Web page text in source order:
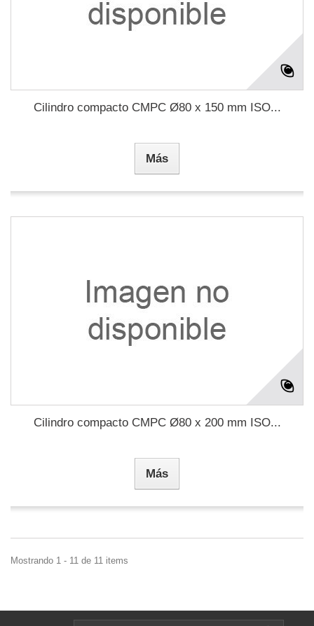
Cilindro compacto CMPC Ø80 x 150 mm ISO...
Más
Cilindro compacto CMPC Ø80 x 200 mm ISO...
Más
Mostrando 1 - 11 de 11 items